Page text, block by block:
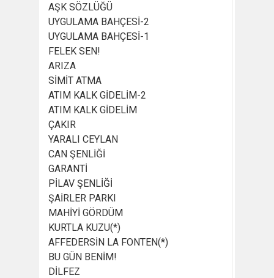
AŞK SÖZLÜĞÜ
UYGULAMA BAHÇESİ-2
UYGULAMA BAHÇESİ-1
FELEK SEN!
ARIZA
SİMİT ATMA
ATIM KALK GİDELİM-2
ATIM KALK GİDELİM
ÇAKIR
YARALI CEYLAN
CAN ŞENLİĞİ
GARANTİ
PİLAV ŞENLİĞİ
ŞAİRLER PARKI
MAHİYİ GÖRDÜM
KURTLA KUZU(*)
AFFEDERSİN LA FONTEN(*)
BU GÜN BENİM!
DİLFEZ